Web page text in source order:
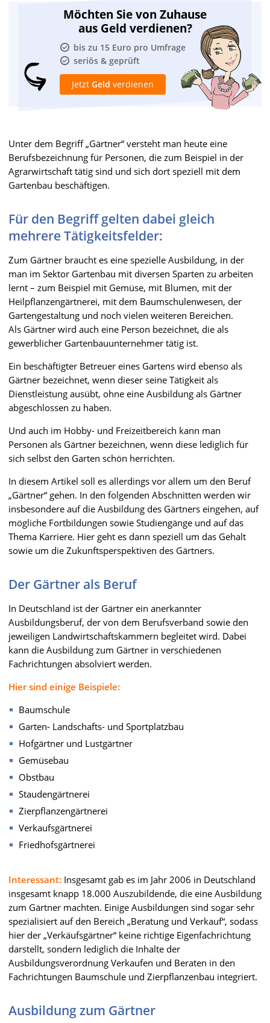
Möchten Sie von Zuhause
aus Geld verdienen?
bis zu 15 Euro pro Umfrage
seriös & geprüft
Jetzt Geld verdienen
Unter dem Begriff „Gärtner“ versteht man heute eine
Berufsbezeichnung für Personen, die zum Beispiel in der
Agrarwirtschaft tätig sind und sich dort speziell mit dem
Gartenbau beschäftigen.
Für den Begriff gelten dabei gleich
mehrere Tätigkeitsfelder:
Zum Gärtner braucht es eine spezielle Ausbildung, in der
man im Sektor Gartenbau mit diversen Sparten zu arbeiten
lernt – zum Beispiel mit Gemüse, mit Blumen, mit der
Heilpflanzengärtnerei, mit dem Baumschulenwesen, der
Gartengestaltung und noch vielen weiteren Bereichen.
Als Gärtner wird auch eine Person bezeichnet, die als
gewerblicher Gartenbauunternehmer tätig ist.
Ein beschäftigter Betreuer eines Gartens wird ebenso als
Gärtner bezeichnet, wenn dieser seine Tätigkeit als
Dienstleistung ausübt, ohne eine Ausbildung als Gärtner
abgeschlossen zu haben.
Und auch im Hobby- und Freizeitbereich kann man
Personen als Gärtner bezeichnen, wenn diese lediglich für
sich selbst den Garten schön herrichten.
In diesem Artikel soll es allerdings vor allem um den Beruf
„Gärtner“ gehen. In den folgenden Abschnitten werden wir
insbesondere auf die Ausbildung des Gärtners eingehen, auf
mögliche Fortbildungen sowie Studiengänge und auf das
Thema Karriere. Hier geht es dann speziell um das Gehalt
sowie um die Zukunftsperspektiven des Gärtners.
Der Gärtner als Beruf
In Deutschland ist der Gärtner ein anerkannter
Ausbildungsberuf, der von dem Berufsverband sowie den
jeweiligen Landwirtschaftskammern begleitet wird. Dabei
kann die Ausbildung zum Gärtner in verschiedenen
Fachrichtungen absolviert werden.
Hier sind einige Beispiele:
Baumschule
Garten- Landschafts- und Sportplatzbau
Hofgärtner und Lustgärtner
Gemüsebau
Obstbau
Staudengärtnerei
Zierpflanzengärtnerei
Verkaufsgärtnerei
Friedhofsgärtnerei
Interessant: Insgesamt gab es im Jahr 2006 in Deutschland
insgesamt knapp 18.000 Auszubildende, die eine Ausbildung
zum Gärtner machten. Einige Ausbildungen sind sogar sehr
spezialisiert auf den Bereich „Beratung und Verkauf“, sodass
hier der „Verkäufsgärtner“ keine richtige Eigenfachrichtung
darstellt, sondern lediglich die Inhalte der
Ausbildungsverordnung Verkaufen und Beraten in den
Fachrichtungen Baumschule und Zierpflanzenbau integriert.
Ausbildung zum Gärtner